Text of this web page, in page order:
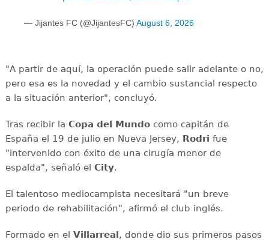
— Jijantes FC (@JijantesFC) August 6, 2026
"A partir de aquí, la operación puede salir adelante o no,
pero esa es la novedad y el cambio sustancial respecto
a la situación anterior", concluyó.
Tras recibir la Copa del Mundocomo capitán de
España el 19 de julio en Nueva Jersey, Rodri fue
"intervenido con éxito de una cirugía menor de
espalda", señaló el City.
El talentoso mediocampista necesitará "un breve
periodo de rehabilitación", afirmó el club inglés.
Formado en el Villarreal, donde dio sus primeros pasos